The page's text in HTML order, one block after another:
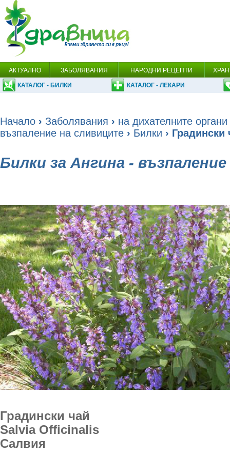
АКТУАЛНО ЗАБОЛЯВАНИЯ НАРОДНИ РЕЦЕПТИ
КАТАЛОГ - БИЛКИ КАТАЛОГ - ЛЕКАРИ
Начало › Заболявания › на дихателните
възпаление на сливиците › Билки ›
Билки за Ангина -
Градински чай
Salvia Officinalis
Салвия